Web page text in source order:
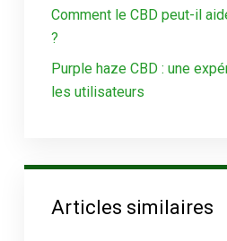
Comment le CBD peut-il
?
Purple haze CBD : une
les utilisateurs
Articles similaires